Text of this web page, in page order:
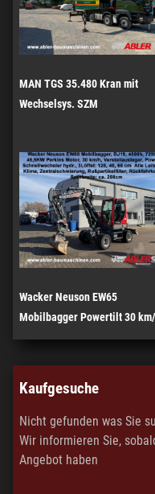
MAN TGS 35.480 Kran mit
Wechselsys. SZM
Wacker Neuson EW65
Mobilbagger Powertilt 30
Kaufgesuche
Nicht gefunden was Sie
Wir informieren Sie,
Angebot haben